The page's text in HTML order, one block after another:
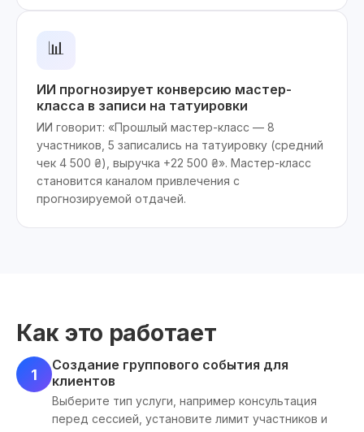
📊
ИИ прогнозирует конверсию мастер-
класса в записи на татуировки
ИИ говорит: «Прошлый мастер-класс — 8
участников, 5 записались на татуировку (средний
чек 4 500 ₴), выручка +22 500 ₴». Мастер-класс
становится каналом привлечения с
прогнозируемой отдачей.
Как это работает
1
Создание группового события для
клиентов
Выберите тип услуги, например консультация
перед сессией, установите лимит участников и